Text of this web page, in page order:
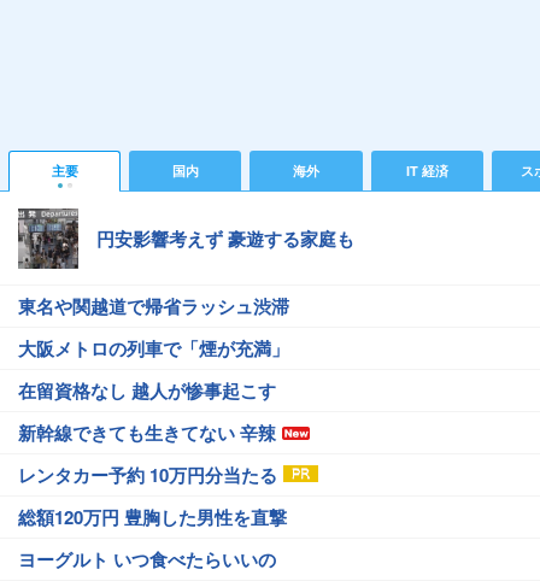
主要 国内 海外 IT 経済 ス
円安影響考えず 豪遊する家庭も
東名や関越道で帰省ラッシュ渋滞
大阪メトロの列車で「煙が充満」
在留資格なし 越人が惨事起こす
新幹線できても生きてない 辛辣
レンタカー予約 10万円分当たる
総額120万円 豊胸した男性を直撃
ヨーグルト いつ食べたらいいの